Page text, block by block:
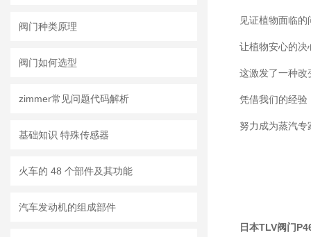
阀门种类原理
阀门如何选型
zimmer常见问题代码解析
基础知识 特殊传感器
火车的 48 个部件及其功能
汽车发动机的组成部件
见证植物面临
让植物安心的决
这激发了一种
凭借我们的经验
努力成为蒸汽专
日本TLV阀门